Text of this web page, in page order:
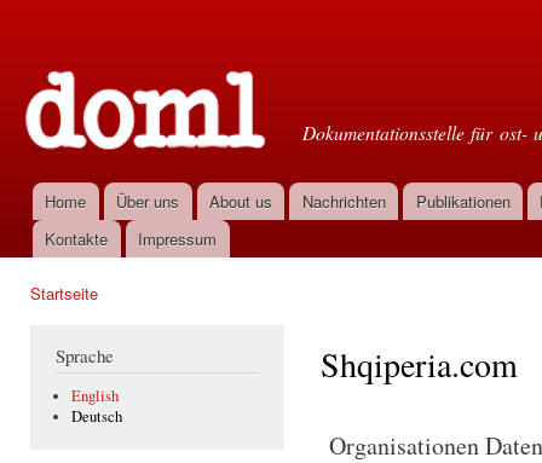
Dokumentationsstelle für ost-
Hauptmenü
Home Über uns About us Nachrichten Publikationen
Kontakte
Impressum
Startseite
Sprache
English
Deutsch
Shqiperia.com
Organisationen Daten